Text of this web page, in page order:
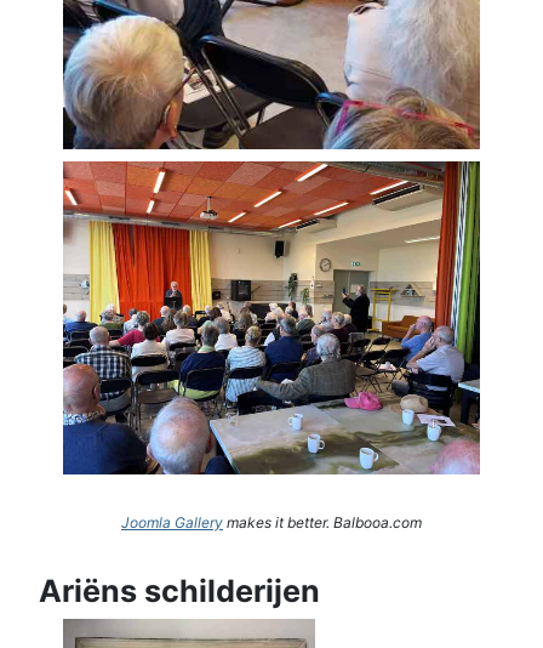
Joomla Gallery makes it better. Balbooa.com
Ariëns schilderijen